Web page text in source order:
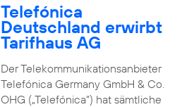
Telefónica
Deutschland erwirbt
Tarifhaus AG
Der Telekommunikationsanbieter
Telefónica Germany GmbH & Co.
OHG („Telefónica“) hat sämtliche